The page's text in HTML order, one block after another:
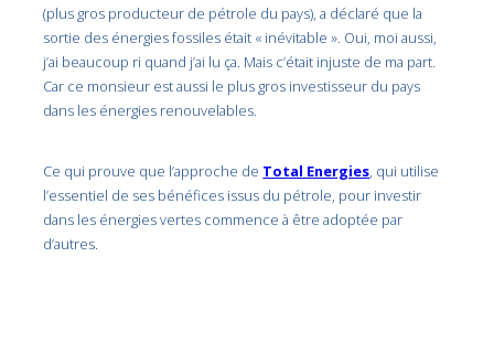
(plus gros producteur de pétrole du pays), a déclaré que la
sortie des énergies fossiles était « inévitable ». Oui, moi aussi,
j’ai beaucoup ri quand j’ai lu ça. Mais c’était injuste de ma part.
Car ce monsieur est aussi le plus gros investisseur du pays
dans les énergies renouvelables.
Ce qui prouve que l’approche de Total Energies , qui utilise
l’essentiel de ses bénéfices issus du pétrole, pour investir
dans les énergies vertes commence à être adoptée par
d’autres.